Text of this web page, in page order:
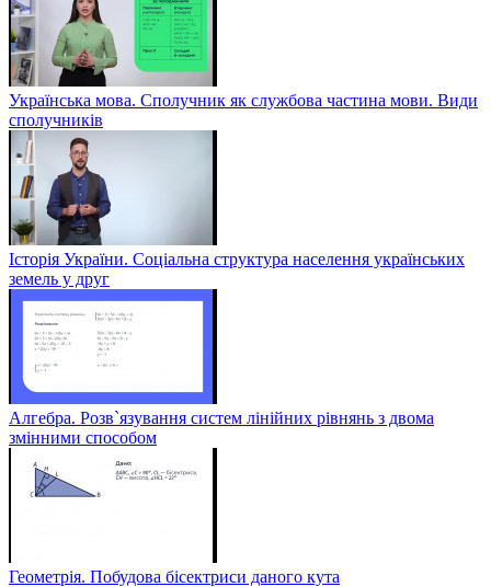
Українська мова. Сполучник як службова частина мови. Види
сполучників
Історія України. Соціальна структура населення українських
земель у друг
Алгебра. Розв`язування систем лінійних рівнянь з двома
змінними способом
Геометрія. Побудова бісектриси даного кута